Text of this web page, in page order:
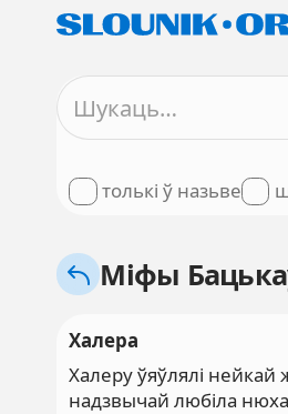
толькі ў назьве
Міфы
Халера
Халеру ўяўлялі
надзвычай любіла